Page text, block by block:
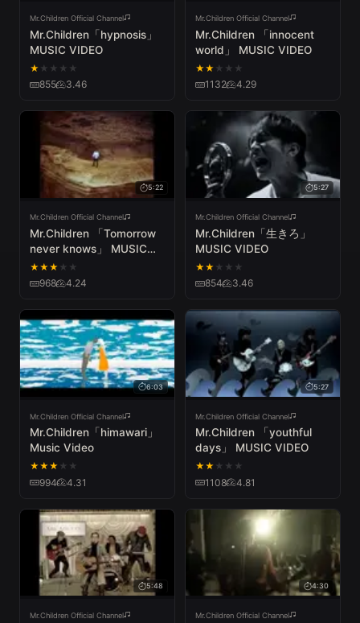
Mr.Children Official Channel
Mr.Children「hypnosis」
MUSIC VIDEO
★ ★ ★ ★ ★
855 3.46
Mr.Children Official Channel
Mr.Children 「innocent
world」 MUSIC VIDEO
★★ ★ ★ ★
1132 4.29
5:22
Mr.Children Official Channel
Mr.Children 「Tomorrow
never knows」 MUSIC
VIDEO
★★★ ★ ★
968 4.24
5:27
Mr.Children Official Channel
Mr.Children「生きろ」
MUSIC VIDEO
★★ ★ ★ ★
854 3.46
6:03
Mr.Children Official Channel
Mr.Children「himawari」
Music Video
★★★ ★ ★
994 4.31
5:27
Mr.Children Official Channel
Mr.Children 「youthful
days」 MUSIC VIDEO
★★ ★ ★ ★
1108 4.81
5:48
Mr.Children Official Channel
4:30
Mr.Children Official Channel